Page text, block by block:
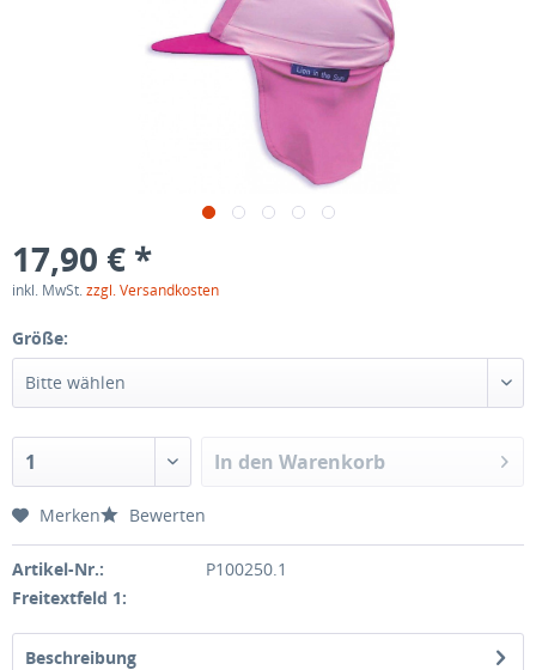
17,90 € *
inkl. MwSt.zzgl. Versandkosten
Größe:
In den Warenkorb
Merken Bewerten
Artikel-Nr.:
P100250.1
Freitextfeld 1:
Beschreibung